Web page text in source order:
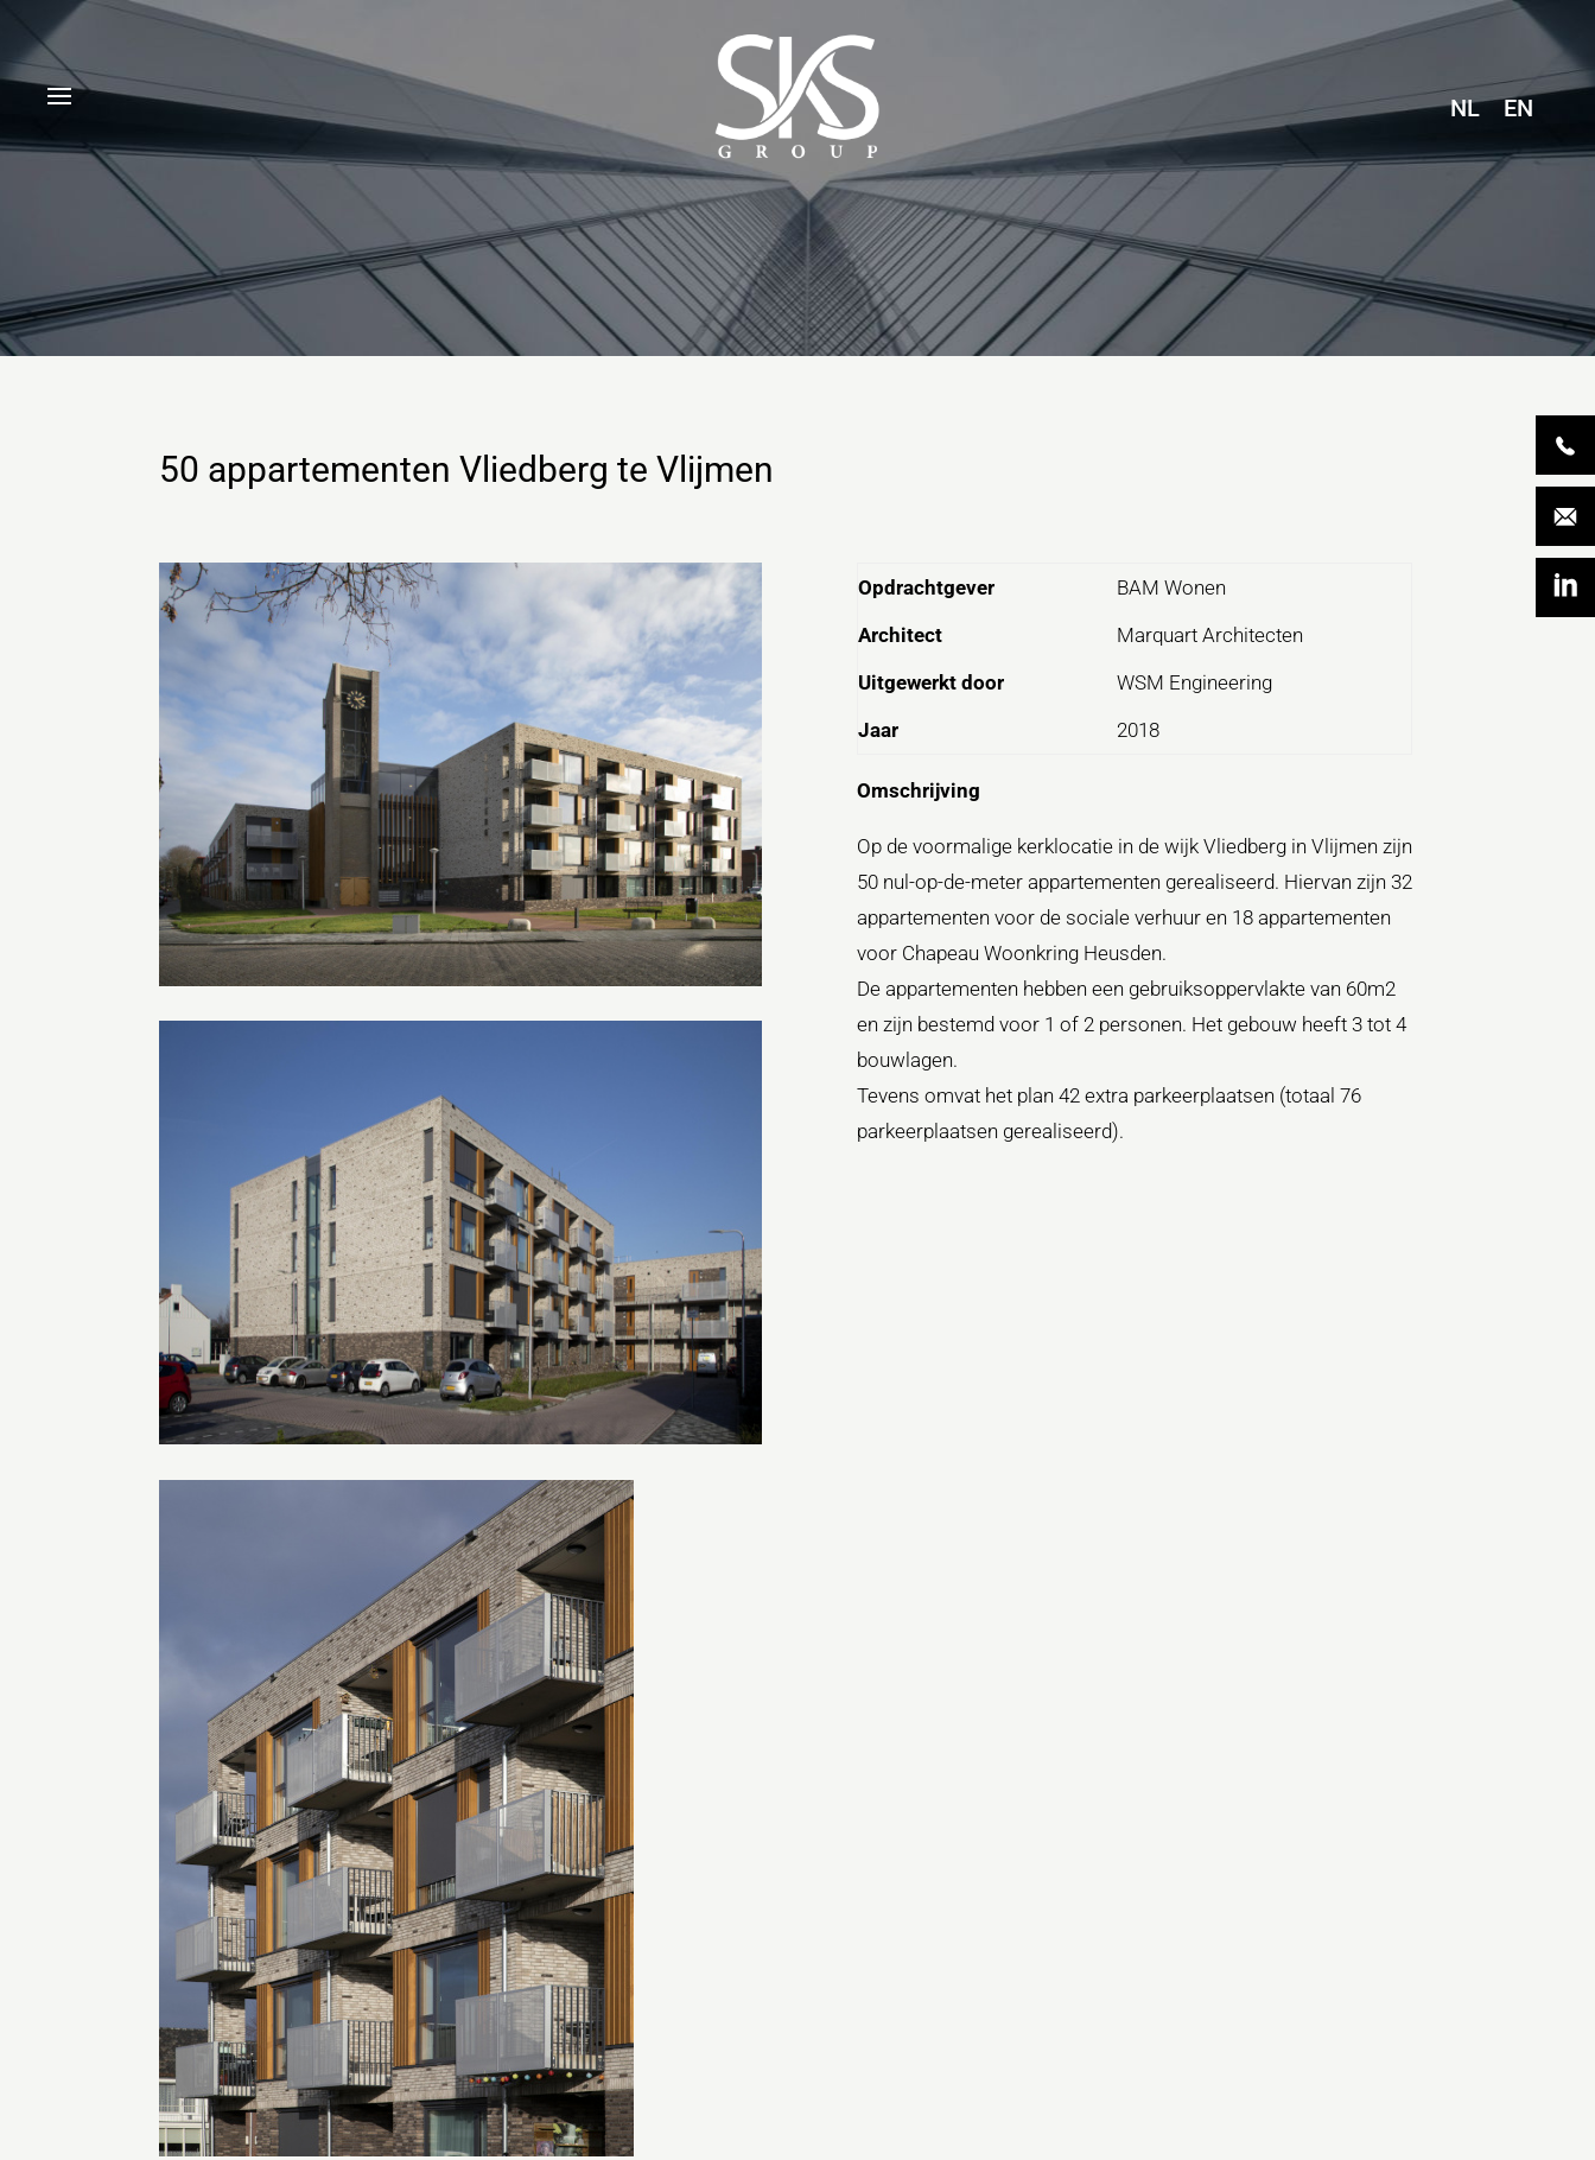
NL EN
50 appartementen Vliedberg te Vlijmen
Opdrachtgever
BAM Wonen
Architect
Marquart Architecten
Uitgewerkt door
WSM Engineering
Jaar
2018
Omschrijving
Op de voormalige kerklocatie in de wijk Vliedberg in Vlijmen zijn
50 nul-op-de-meter appartementen gerealiseerd. Hiervan zijn 32
appartementen voor de sociale verhuur en 18 appartementen
voor Chapeau Woonkring Heusden.
De appartementen hebben een gebruiksoppervlakte van 60m2
en zijn bestemd voor 1 of 2 personen. Het gebouw heeft 3 tot 4
bouwlagen.
Tevens omvat het plan 42 extra parkeerplaatsen (totaal 76
parkeerplaatsen gerealiseerd).